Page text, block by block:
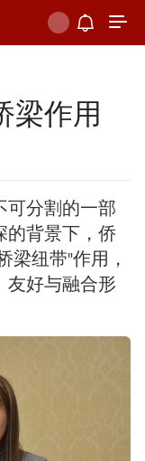
梁作用
可分割的一部
的背景下，侨
梁纽带"作用，
友好与融合形